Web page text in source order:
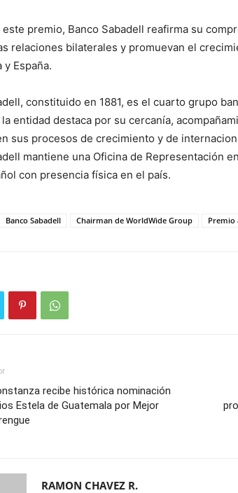
premio, Banco Sabadell reafirma su
relaciones bilaterales y promuevan el
y España.
constituido en 1881, es el cuarto grupo
entidad destaca por su cercanía,
sus procesos de crecimiento y de
mantiene una Oficina de Representación
con presencia física en el país.
Banco Sabadell Chairman de WorldWide Group Premio
recibe histórica nominación
Estela de Guatemala por Mejor
RAMON CHAVEZ R.